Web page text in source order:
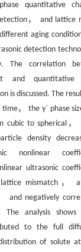
quantitative
， and lattice
aging
detection
The correlation
and
is discussed. The
， the γ΄ phase
cubic to spherical
density
nonlinear
ultrasonic
mismatch，
and negatively
The analysis
to the full
of solute